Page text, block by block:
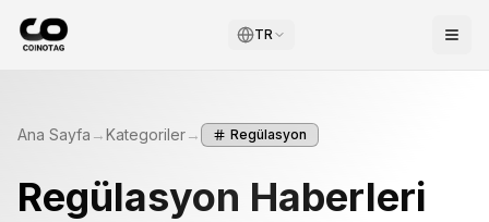
TR
Ana Sayfa →Kategoriler→ Regülasyon
Regülasyon Haberleri